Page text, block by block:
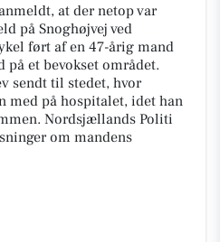
at der netop var
på Snoghøjvej ved
ført af en 47-årig mand
på et bevokset området.
sendt til stedet, hvor
med på hospitalet, idet han
Nordsjællands Politi
om mandens